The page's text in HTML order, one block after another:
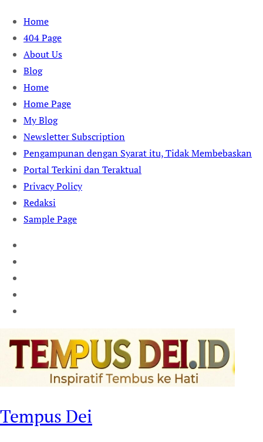
Skip
content
Home
404 Page
About Us
Blog
Home
Home Page
My Blog
Newsletter Subscription
Pengampunan dengan Syarat itu, Tidak Membebaskan
Portal Terkini dan Teraktual
Privacy Policy
Redaksi
Sample Page
Tempus Dei